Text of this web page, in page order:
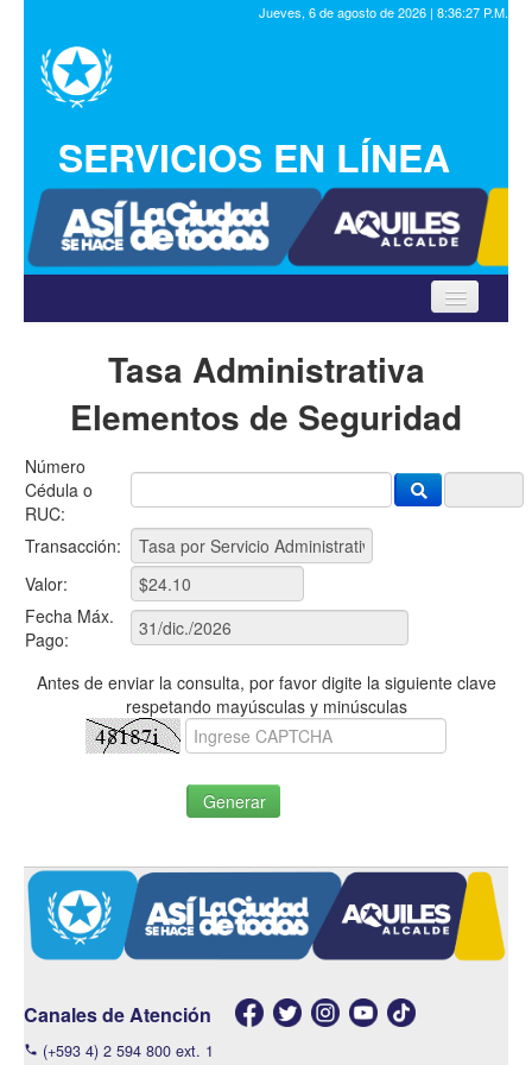
Jueves, 6 de agosto de 2026 | 8:36:27 P.M.
SERVICIOS EN LÍNEA
Municipalidad
Pago de Tributos
Certificados
Mi Cuenta
Iniciar sesión
Tasa Administrativa
Elementos de Seguridad
Número
Cédula o
RUC:
Transacción:
Valor:
Fecha Máx.
Pago:
Antes de enviar la consulta, por favor digite la siguiente clave
respetando mayúsculas y minúsculas
Generar
Canales de Atención
phone (+593 4) 2 594 800 ext. 1